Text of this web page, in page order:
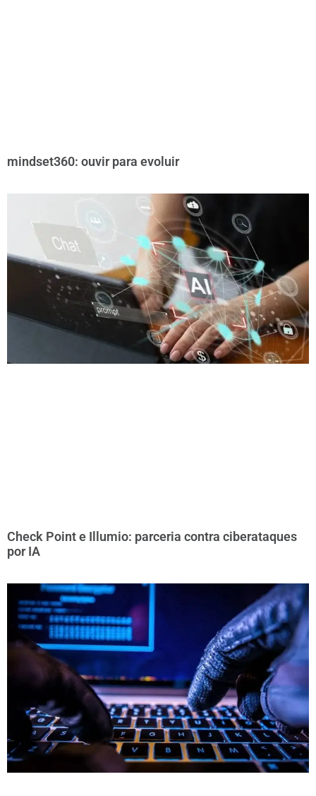
mindset360: ouvir para evoluir
Check Point e Illumio: parceria contra ciberataques
por IA